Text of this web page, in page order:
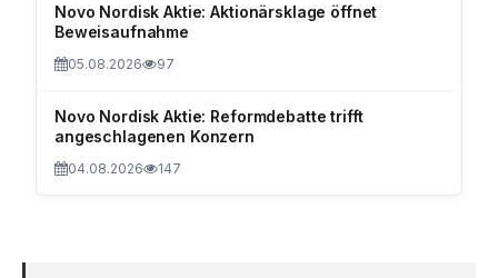
Novo Nordisk Aktie: Aktionärsklage öffnet
Beweisaufnahme
05.08.2026 97
Novo Nordisk Aktie: Reformdebatte trifft
angeschlagenen Konzern
04.08.2026 147